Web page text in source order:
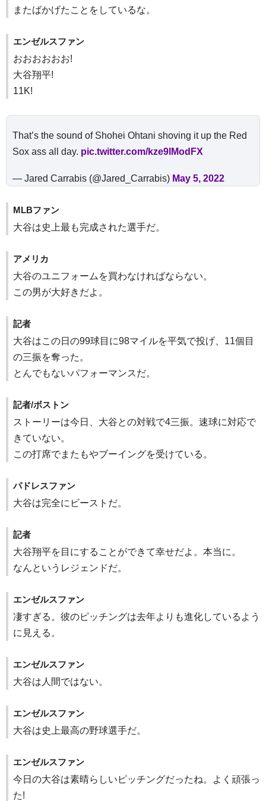
またばかげたことをしているな。
エンゼルスファン
おおおおおお!
大谷翔平!
11K!
That’s the sound of Shohei Ohtani shoving it up the Red
Sox ass all day. pic.twitter.com/kze9lModFX
— Jared Carrabis (@Jared_Carrabis) May 5, 2022
MLBファン
大谷は史上最も完成された選手だ。
アメリカ
大谷のユニフォームを買わなければならない。
この男が大好きだよ。
記者
大谷はこの日の99球目に98マイルを平気で投げ、11個目
の三振を奪った。
とんでもないパフォーマンスだ。
記者/ボストン
ストーリーは今日、大谷との対戦で4三振。速球に対応で
きていない。
この打席でまたもやブーイングを受けている。
パドレスファン
大谷は完全にビーストだ。
記者
大谷翔平を目にすることができて幸せだよ。本当に。
なんというレジェンドだ。
エンゼルスファン
凄すぎる。彼のピッチングは去年よりも進化しているよう
に見える。
エンゼルスファン
大谷は人間ではない。
エンゼルスファン
大谷は史上最高の野球選手だ。
エンゼルスファン
今日の大谷は素晴らしいピッチングだったね。よく頑張っ
た!